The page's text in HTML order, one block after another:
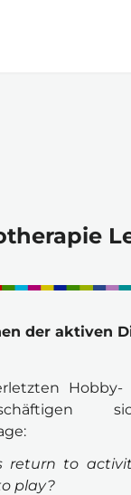
der aktiven
Hobby-
return to
play?